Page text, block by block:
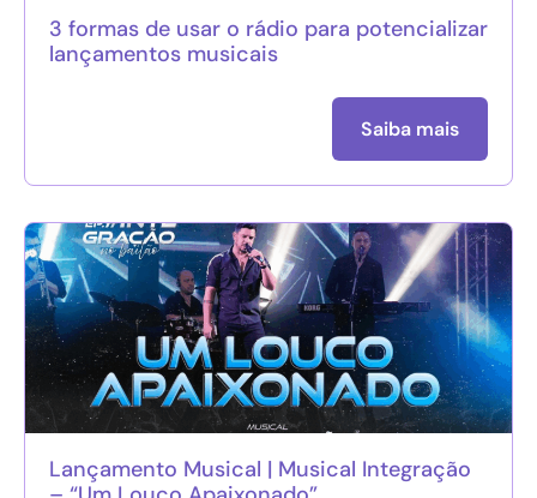
3 formas de usar o rádio para potencializar
lançamentos musicais
Saiba mais
Lançamento Musical | Musical Integração